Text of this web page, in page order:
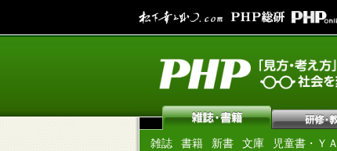
雑誌 書籍 新書 文庫 児童書・ＹＡ